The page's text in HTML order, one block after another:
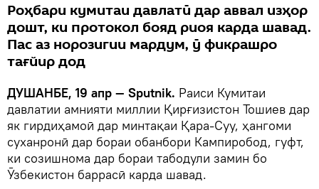
Роҳбари кумитаи давлатӣ дар аввал изҳор
дошт, ки протокол бояд риоя карда шавад.
Пас аз норозигии мардум, ӯ фикрашро
тағйир дод
ДУШАНБЕ, 19 апр — Sputnik. Раиси Кумитаи
давлатии амнияти миллии Қирғизистон Тошиев дар
як гирдиҳамоӣ дар минтақаи Қара-Суу, ҳангоми
суханронӣ дар бораи обанбори Кампиробод, гуфт,
ки созишнома дар бораи табодули замин бо
Ӯзбекистон баррасӣ карда шавад.